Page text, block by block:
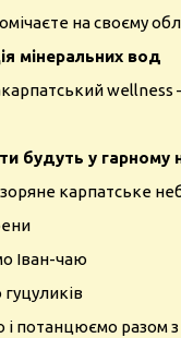
на своєму
мінеральних вод
wellness
будуть у гарному
карпатське
Іван-чаю
і потанцюємо разом